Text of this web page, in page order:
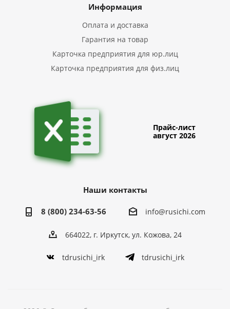
Информация
Оплата и доставка
Гарантия на товар
Карточка предприятия для юр.лиц
Карточка предприятия для физ.лиц
Прайс-лист
август 2026
Наши контакты
8 (800) 234-63-56 info@rusichi.com
664022, г. Иркутск, ул. Кожова, 24
tdrusichi_irk tdrusichi_irk